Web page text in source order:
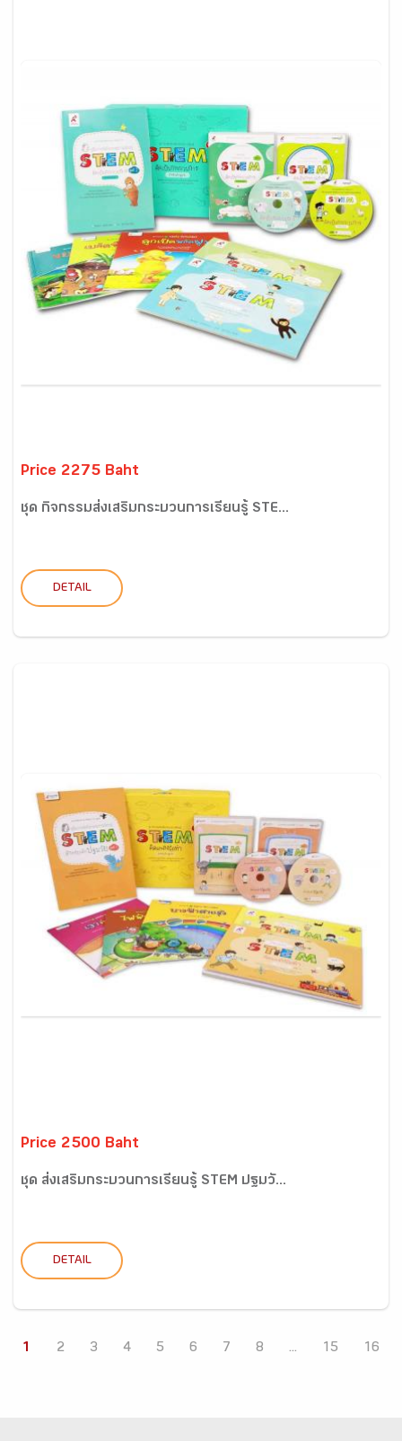
Price 2275 Baht
ชุด กิจกรรมส่งเสริมกระบวนการเรียนรู้ STE...
DETAIL
Price 2500 Baht
ชุด ส่งเสริมกระบวนการเรียนรู้ STEM ปฐมวั...
DETAIL
1 2 3 4 5 6 7 8 ... 15 16